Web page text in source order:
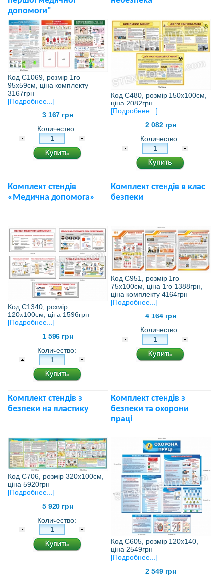
допомоги"
Код С1069, розмір 1го
95х59см, ціна комплекту
3167грн
[Подробнее...]
3 167 грн
Количество:
Код С480, розмір 150х100см,
ціна 2082грн
[Подробнее...]
2 082 грн
Количество:
Комплект стендів
«Медична допомога»
Код С1340, розмір
120х100см, ціна 1596грн
[Подробнее...]
1 596 грн
Количество:
Комплект стендів в клас
безпеки
Код С951, розмір 1го
75х100см, ціна 1го 1388грн,
ціна комплекту 4164грн
[Подробнее...]
4 164 грн
Количество:
Комплект стендів з
безпеки на пластику
Код С706, розмір 320х100см,
ціна 5920грн
[Подробнее...]
5 920 грн
Количество:
Комплект стендів з
безпеки та охорони
праці
Код С605, розмір 120х140,
ціна 2549грн
[Подробнее...]
2 549 грн